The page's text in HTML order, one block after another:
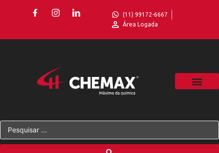
(11) 99172-6667
Área Logada